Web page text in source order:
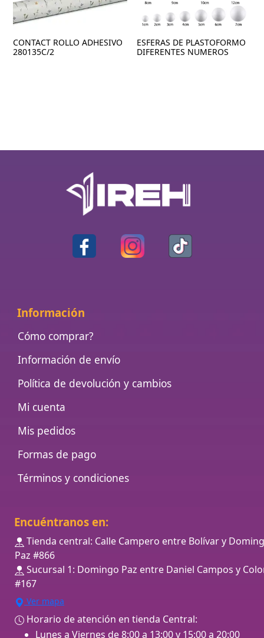
CONTACT ROLLO ADHESIVO
280135C/2
ESFERAS DE PLASTOFORMO
DIFERENTES NUMEROS
Información
Cómo comprar?
Información de envío
Política de devolución y cambios
Mi cuenta
Mis pedidos
Formas de pago
Términos y condiciones
Encuéntranos en:
Tienda central: Calle Campero entre Bolívar y
Paz #866
Sucursal 1: Domingo Paz entre Daniel Campos y
#167
Ver mapa
Horario de atención en tienda Central:
Lunes a Viernes de 8:00 a 13:00 y 15:00 a 20:00